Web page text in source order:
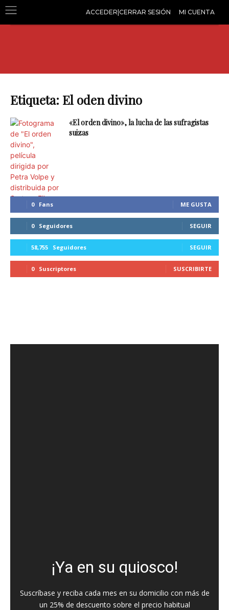
ACCEDER|CERRAR SESIÓN MI CUENTA
Etiqueta: El oden divino
«El orden divino», la lucha de las sufragistas
suizas
0 Fans ME GUSTA
0 Seguidores SEGUIR
58,755 Seguidores SEGUIR
0 Suscriptores SUSCRIBIRTE
¡Ya en su quiosco!
Suscríbase y reciba cada mes en su domicilio con más de
un 25% de descuento sobre el precio habitual